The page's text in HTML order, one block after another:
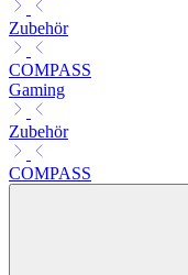
Zubehör
COMPASS
Gaming
Zubehör
COMPASS